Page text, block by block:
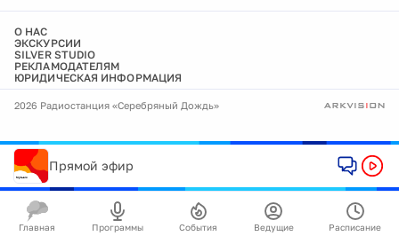
О НАС
ЭКСКУРСИИ
SILVER STUDIO
РЕКЛАМОДАТЕЛЯМ
ЮРИДИЧЕСКАЯ ИНФОРМАЦИЯ
2026 Радиостанция «Серебряный Дождь»
Прямой эфир
Главная Программы События Ведущие Расписание